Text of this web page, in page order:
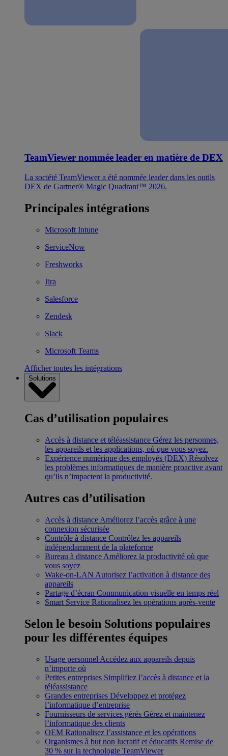
TeamViewer nommée leader en matière de DEX
La société TeamViewer a été nommée leader dans les outils
DEX de Gartner® Magic Quadrant™ 2026.
Principales intégrations
Microsoft Intune
ServiceNow
Freshworks
Jira
Salesforce
Zendesk
Slack
Microsoft Teams
Afficher toutes les intégrations
Solutions
Cas d’utilisation populaires
Accès à distance et téléassistance Gérez les personnes,
les appareils et les applications, où que vous soyez.
Expérience numérique des employés (DEX) Résolvez
les problèmes informatiques de manière proactive avant
qu’ils n’impactent la productivité.
Autres cas d’utilisation
Accès à distance Améliorez l’accès grâce à une
connexion sécurisée
Contrôle à distance Contrôlez les appareils
indépendamment de la plateforme
Bureau à distance Améliorez la productivité où que
vous soyez
Wake-on-LAN Autorisez l’activation à distance des
appareils
Partage d’écran Communication visuelle en temps réel
Smart Service Rationalisez les opérations après-vente
Selon le besoin Solutions populaires
pour les différentes équipes
Usage personnel Accédez aux appareils depuis
n’importe où
Petites entreprises Simplifiez l’accès à distance et la
téléassistance
Grandes entreprises Développez et protégez
l’informatique d’entreprise
Fournisseurs de services gérés Gérez et maintenez
l’informatique des clients
OEM Rationalisez l’assistance et les opérations
Organismes à but non lucratif et éducatifs Remise de
30 % sur la technologie TeamViewer